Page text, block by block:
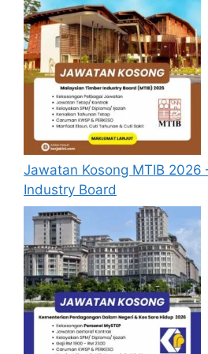
Tetap.
Menjalankan Tugas-
digantikan.
Terlibat dalam aktiviti
Lain-lain tugas dan
diarahkan oleh pihak
Syarat Asas
Calon hendaklah
berusia tidak kurang
pada tarikh tutup
Berkelayakan dan
pelantikan yang telah
setiap jawatan kosong
2024 yang hendak
pada lampiran yang
Jawatan Kosong MTIB 2026
Industry Board